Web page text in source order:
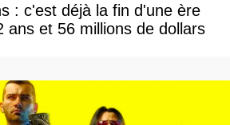
: c'est déjà la fin d'une ère
ans et 56 millions de dollars